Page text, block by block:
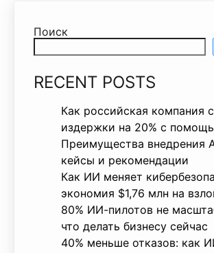
Поиск
RECENT POSTS
Как российская компания
издержки на 20% с
Преимущества внедрения
кейсы и рекомендации
Как ИИ меняет
экономия $1,76 млн на
80% ИИ-пилотов не
что делать бизнесу сейчас
40% меньше отказов: как